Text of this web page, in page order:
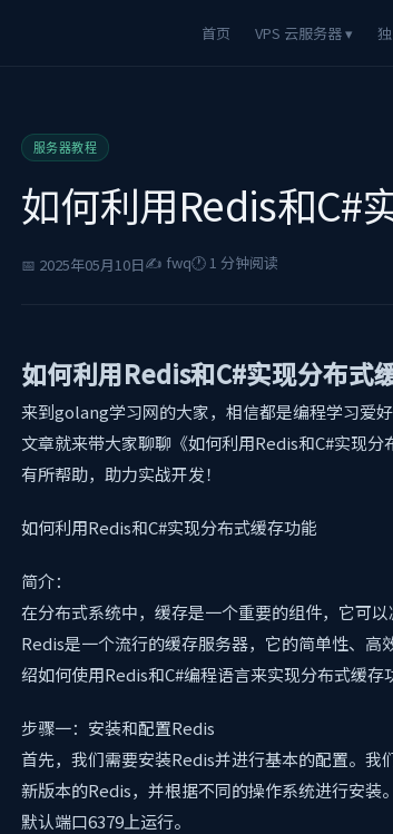
首页 VPS 云服务器 ▾
服务器教程
如何利用Redis和C#
📅 2025年05月10日✍️ fwq🕐 1 分钟阅读
如何利用Redis和C#实现分布式
来到golang学习网的大家，相信都是编程学习爱
文章就来带大家聊聊《如何利用Redis和C#实现
有所帮助，助力实战开发！
如何利用Redis和C#实现分布式缓存功能
简介：
在分布式系统中，缓存是一个重要的组件，它可
Redis是一个流行的缓存服务器，它的简单性、
绍如何使用Redis和C#编程语言来实现分布式缓存
步骤一：安装和配置Redis
首先，我们需要安装Redis并进行基本的配置。
新版本的Redis，并根据不同的操作系统进行安
默认端口6379上运行。